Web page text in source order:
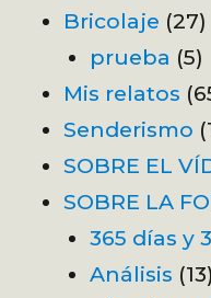
Bricolaje (27)
prueba (5)
Mis relatos
Senderismo
SOBRE EL
SOBRE LA
365 días y
Análisis (13)